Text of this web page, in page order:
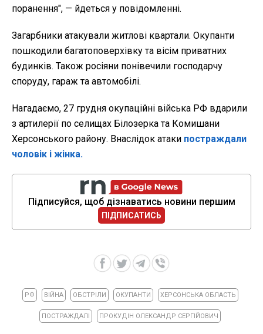
поранення", — йдеться у повідомленні.
Загарбники атакували житлові квартали. Окупанти
пошкодили багатоповерхівку та вісім приватних
будинків. Також росіяни понівечили господарчу
споруду, гараж та автомобілі.
Нагадаємо, 27 грудня окупаційні війська РФ вдарили
з артилерії по селищах Білозерка та Комишани
Херсонського району. Внаслідок атаки постраждали
чоловік і жінка.
Підписуйся, щоб дізнаватись новини першим
ПІДПИСАТИСЬ
РФ ВІЙНА ОБСТРІЛИ ОКУПАНТИ ХЕРСОНСЬКА ОБЛАСТЬ
ПОСТРАЖДАЛІ ПРОКУДІН ОЛЕКСАНДР СЕРГІЙОВИЧ